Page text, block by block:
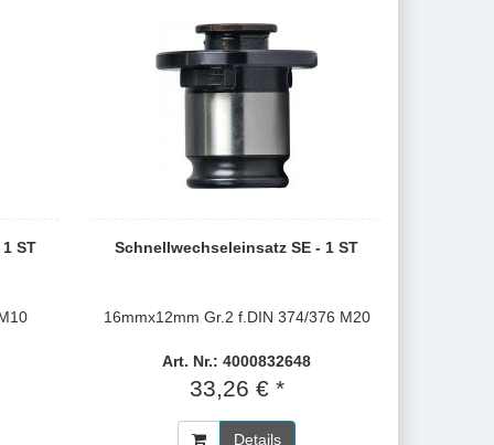
ST Schnellwechseleinsatz SE - 1 ST
16mmx12mm Gr.2 f.DIN 374/376 M20
Art. Nr.: 4000832648
33,26 € *
Details